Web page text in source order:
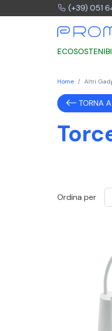
(+39) 051
Home Altri
TORNA
Ordina per